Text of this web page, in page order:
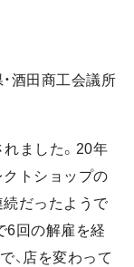
酒田商工会議所
ました。20年
クトショップの
続だったようで
6回の解雇を経
、店を変わって